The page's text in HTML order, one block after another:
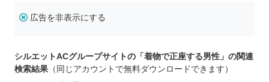
広告を非表示にする
シルエットACグループサイトの「着物で正座する男性」の関連
検索結果 （同じアカウントで無料ダウンロードできます）